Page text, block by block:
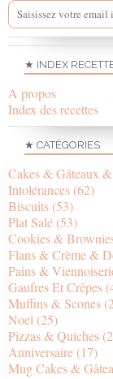
★ INDEX
A propos
Index des recettes
★ CATÉGORIES
Cakes & Gâteaux
Intolérances (62)
Biscuits (53)
Plat Salé (53)
Cookies &
Flans & Crème &
Pains &
Gaufres Et Crêpes
Muffins & Scones
Noel (25)
Pizzas & Quiches
Anniversaire (17)
Mug Cakes &